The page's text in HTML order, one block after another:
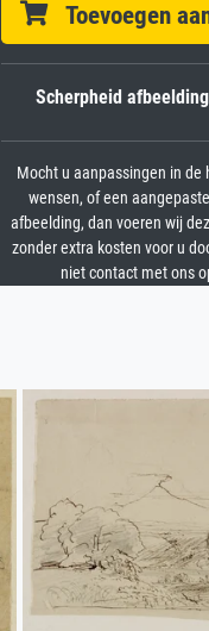
Toevoegen
Scherpheid
Mocht u aanpassingen in de
wensen, of een
afbeelding, dan voeren wij
zonder extra kosten voor u
niet contact met ons